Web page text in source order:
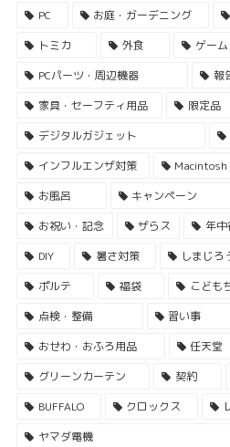
PC
お庭・ガーデニング
トミカ
外食 ゲーム
PCパーツ・周辺機器
報
家具・セーフティ用品
限定品
デジタルガジェット
インフルエンザ対策
Macintosh
お風呂
キャンペーン
お祝い・記念
ザらス 年
DIY
暑さ対策 しまじろ
ポルテ
福袋 こども
点検・整備
習い事
おせわ・おふろ用品
任天堂
グリーンカーテン
契約
BUFFALO
クロックス
ヤマダ電機